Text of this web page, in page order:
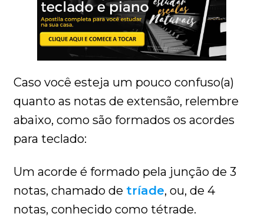
Caso você esteja um pouco confuso(a)
quanto as notas de extensão, relembre
abaixo, como são formados os acordes
para teclado:
Um acorde é formado pela junção de 3
notas, chamado de tríade, ou, de 4
notas, conhecido como tétrade.